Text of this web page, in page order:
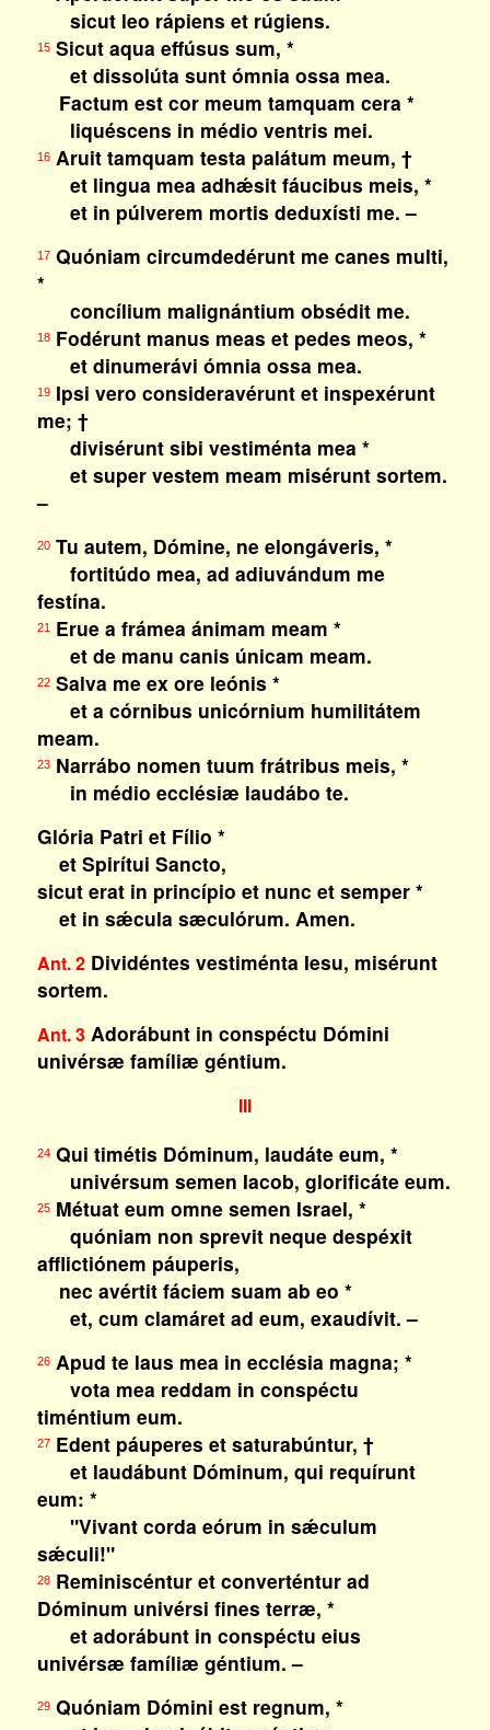
sicut leo rápiens et rúgiens.
15Sicut aqua effúsus sum, *
et dissolúta sunt ómnia ossa mea.
Factum est cor meum tamquam cera *
liquéscens in médio ventris mei.
16Aruit tamquam testa palátum meum, †
et lingua mea adhǽsit fáucibus meis, *
et in púlverem mortis deduxísti me. –
17Quóniam circumdedérunt me canes multi,
*
concílium malignántium obsédit me.
18Fodérunt manus meas et pedes meos, *
et dinumerávi ómnia ossa mea.
19Ipsi vero consideravérunt et inspexérunt
me; †
divisérunt sibi vestiménta mea *
et super vestem meam misérunt sortem.
–
20Tu autem, Dómine, ne elongáveris, *
fortitúdo mea, ad adiuvándum me
festína.
21Erue a frámea ánimam meam *
et de manu canis únicam meam.
22Salva me ex ore leónis *
et a córnibus unicórnium humilitátem
meam.
23Narrábo nomen tuum frátribus meis, *
in médio ecclésiæ laudábo te.
Glória Patri et Fílio *
et Spirítui Sancto,
sicut erat in princípio et nunc et semper *
et in sǽcula sæculórum. Amen.
Ant. 2Dividéntes vestiménta Iesu, misérunt
sortem.
Ant. 3Adorábunt in conspéctu Dómini
univérsæ famíliæ géntium.
III
24Qui timétis Dóminum, laudáte eum, *
univérsum semen Iacob, glorificáte eum.
25Métuat eum omne semen Israel, *
quóniam non sprevit neque despéxit
afflictiónem páuperis,
nec avértit fáciem suam ab eo *
et, cum clamáret ad eum, exaudívit. –
26Apud te laus mea in ecclésia magna; *
vota mea reddam in conspéctu
timéntium eum.
27Edent páuperes et saturabúntur, †
et laudábunt Dóminum, qui requírunt
eum: *
"Vivant corda eórum in sǽculum
sǽculi!"
28Reminiscéntur et converténtur ad
Dóminum univérsi fines terræ, *
et adorábunt in conspéctu eius
univérsæ famíliæ géntium. –
29Quóniam Dómini est regnum, *